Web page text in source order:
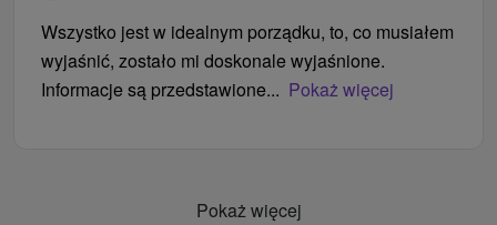
Wszystko jest w idealnym porządku, to, co musiałem
wyjaśnić, zostało mi doskonale wyjaśnione.
Informacje są przedstawione... Pokaż więcej
Pokaż więcej